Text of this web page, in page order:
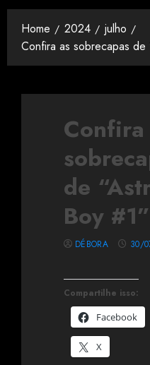
Home 2024
julho
Confira as sobrecapas de
Confira
de
Boy #1”
Compartilhe isso:
Facebook
X
DÉBORA 30/